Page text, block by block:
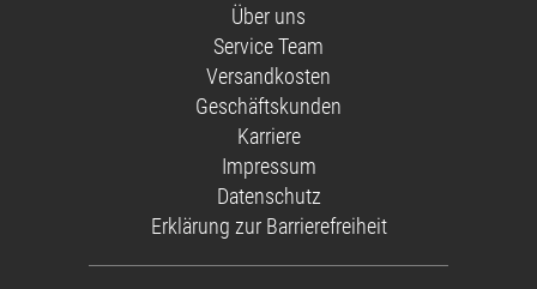
Über uns
Service Team
Versandkosten
Geschäftskunden
Karriere
Impressum
Datenschutz
Erklärung zur Barrierefreiheit